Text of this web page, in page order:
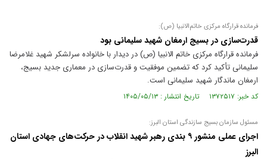
فرمانده قرارگاه مرکزی خاتم‌الانبیا (ص):
قدرت‌سازی در بسیج ارمغان شهید سلیمانی بود
فرمانده قرارگاه مرکزی خاتم الانبیا (ص) در دیدار با خانواده سرلشکر شهید غلامرضا
سلیمانی تأکید کرد که تضمین موفقیت و قدرت‌سازی در معماری جدید بسیج،
ارمغان ماندگار شهید سلیمانی است.
کد خبر: ۱۳۷۲۵۱۷ تاریخ انتشار : ۱۴۰۵/۰۵/۱۳
مسئول سازمان بسیج سازندگی استان البرز:
اجرای عملی منشور ۹ بندی رهبر شهید انقلاب در حرکت‌های جهادی استان
البرز